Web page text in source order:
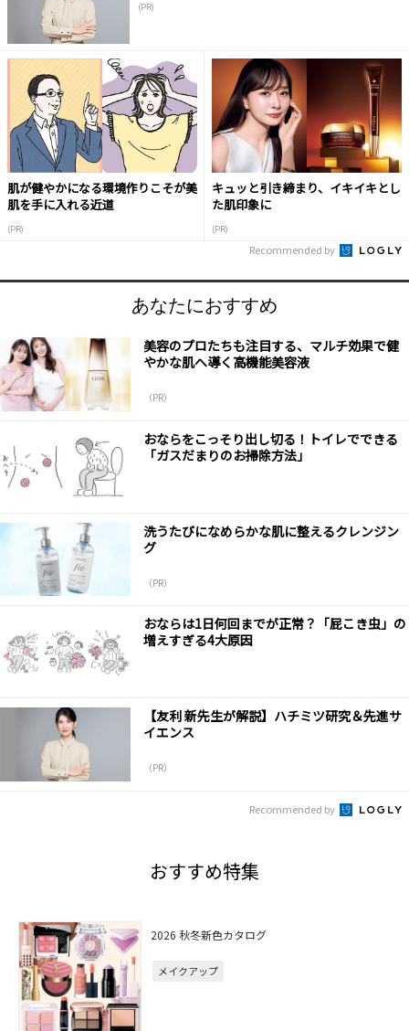
(PR)
肌が健やかになる環境作りこそが美
肌を手に入れる近道
(PR)
キュッと引き締まり、イキイキとし
た肌印象に
(PR)
Recommended by
あなたにおすすめ
美容のプロたちも注目する、マルチ効果で健
やかな肌へ導く高機能美容液
（PR）
おならをこっそり出し切る！トイレでできる
「ガスだまりのお掃除方法」
洗うたびになめらかな肌に整えるクレンジン
グ
（PR）
おならは1日何回までが正常？「屁こき虫」の
増えすぎる4大原因
【友利 新先生が解説】ハチミツ研究＆先進サ
イエンス
（PR）
Recommended by
おすすめ特集
2026 秋冬新色カタログ
メイクアップ